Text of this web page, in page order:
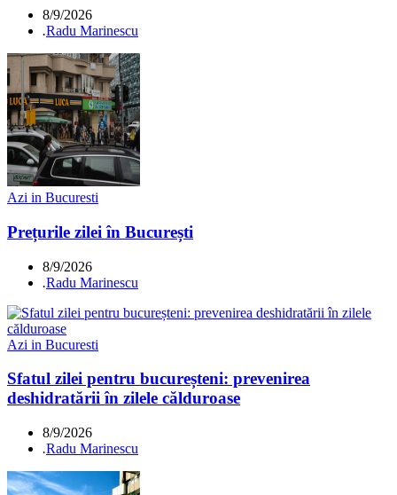
8/9/2026
.Radu Marinescu
Azi in Bucuresti
Prețurile zilei în București
8/9/2026
.Radu Marinescu
Azi in Bucuresti
Sfatul zilei pentru bucureșteni: prevenirea
deshidratării în zilele călduroase
8/9/2026
.Radu Marinescu